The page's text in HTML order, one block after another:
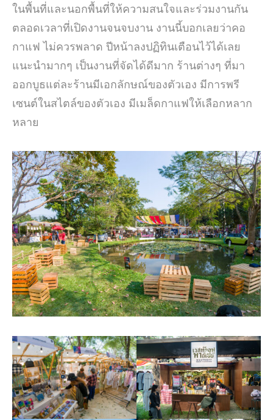
ในพื้นที่และนอกพื้นที่ให้ความสนใจและร่วมงานกัน
ตลอดเวลาที่เปิดงานจนจบงาน งานนี้บอกเลยว่าคอ
กาแฟ ไม่ควรพลาด ปีหน้าลงปฏิทินเตือนไว้ได้เลย
แนะนำมากๆ เป็นงานที่จัดได้ดีมาก ร้านต่างๆ ที่มา
ออกบูธแต่ละร้านมีเอกลักษณ์ของตัวเอง มีการพรี
เซนต์ในสไตล์ของตัวเอง มีเมล็ดกาแฟให้เลือกหลาก
หลาย